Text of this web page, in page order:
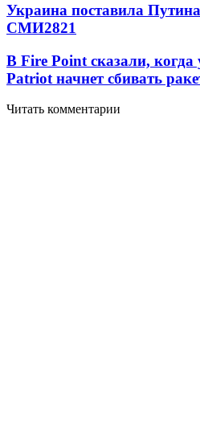
Украина поставила
СМИ2821
В Fire Point сказали,
Patriot начнет сбивать
Читать комментарии